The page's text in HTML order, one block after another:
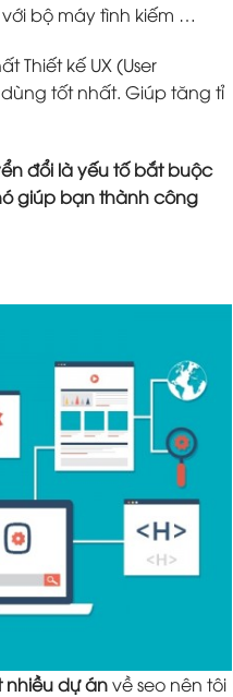
bộ máy tình kiếm …
Thiết kế UX (User
tốt nhất. Giúp tăng tỉ
đổi là yếu tố bắt buộc
giúp bạn thành công
nhiều dự ánvề seo nên tôi